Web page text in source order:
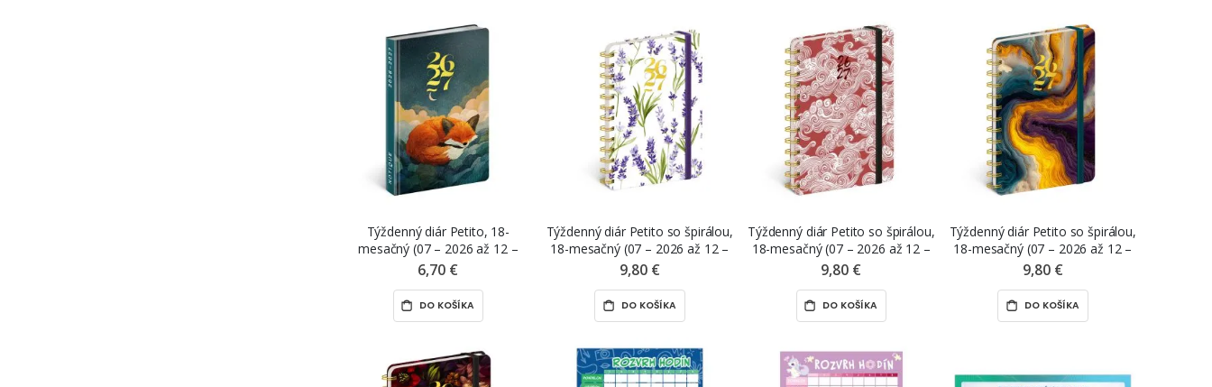
Týždenný diár Petito, 18-
mesačný (07 – 2026 až 12 –
2027), „Spiaca líška“, 11 x 16 cm
6,70 €
DO KOŠÍKA
Týždenný diár Petito so špirálou,
18-mesačný (07 – 2026 až 12 –
2027), „Levanduľa“, 13 x 18 cm
9,80 €
DO KOŠÍKA
Týždenný diár Petito so špirálou,
18-mesačný (07 – 2026 až 12 –
2027), „Mraky“, 13 x 18 cm
9,80 €
DO KOŠÍKA
Týždenný diár Petito so špirálou,
18-mesačný (07 – 2026 až 12 –
2027), „Farebný achát“, 13 x 18
9,80 €
DO KOŠÍKA